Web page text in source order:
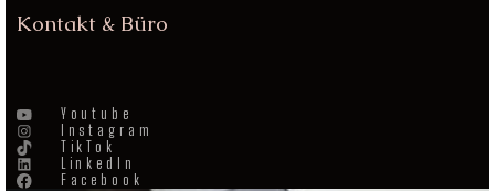
Kontakt & Büro
Youtube
Instagram
TikTok
LinkedIn
Facebook